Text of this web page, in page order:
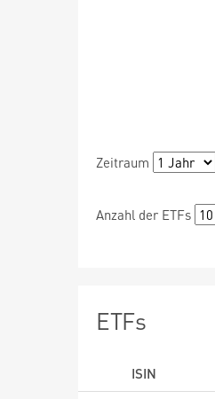
Zeitraum
Anzahl der ETFs
ETFs
ISIN